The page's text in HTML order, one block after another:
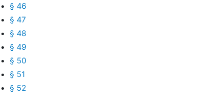
§ 46
§ 47
§ 48
§ 49
§ 50
§ 51
§ 52